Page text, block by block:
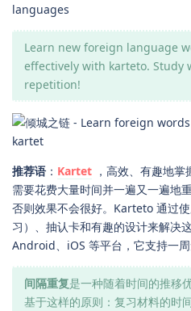
languages
Learn new foreign language
effectively with karteto. Study
repetition!
推荐语 ： Kartet ，高效、有趣地
需要花费大量时间并一遍又一遍地
否则效果不会很好。Karteto 通过
习）、抽认卡和有趣的设计来解决
Android、iOS 等平台，它支持一周
间隔重复是一种随着时间的推移
基于这样的原则：复习材料的时